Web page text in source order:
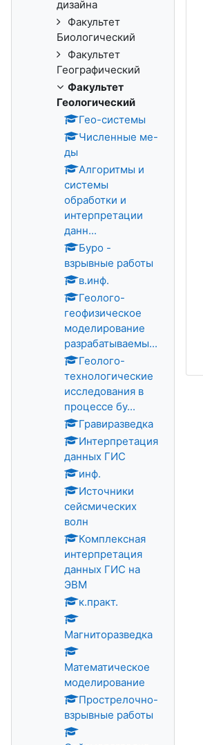
дизайна
Факультет
Биологический
Факультет
Географический
Факультет
Геологический
Гео-системы
Численные ме-
ды
Алгоритмы и
системы
обработки и
интерпретации
данн...
Буро -
взрывные работы
в.инф.
Геолого-
геофизическое
моделирование
разрабатываемы...
Геолого-
технологические
исследования в
процессе бу...
Гравиразведка
Интерпретация
данных ГИС
инф.
Источники
сейсмических
волн
Комплексная
интерпретация
данных ГИС на
ЭВМ
к.практ.
Магниторазведка
Математическое
моделирование
Прострелочно-
взрывные работы